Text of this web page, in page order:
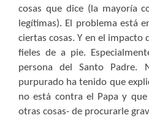
cosas que dice (la mayoría
legítimas). El problema está
ciertas cosas. Y en el impacto
fieles de a pie.
persona del Santo
purpurado ha tenido que
no está contra el Papa y
otras cosas- de procurarle